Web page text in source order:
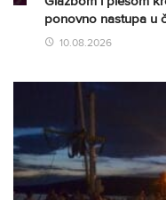
ponovno nastupa u
10.08.2026